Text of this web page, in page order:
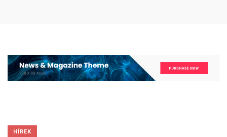
HÍREK